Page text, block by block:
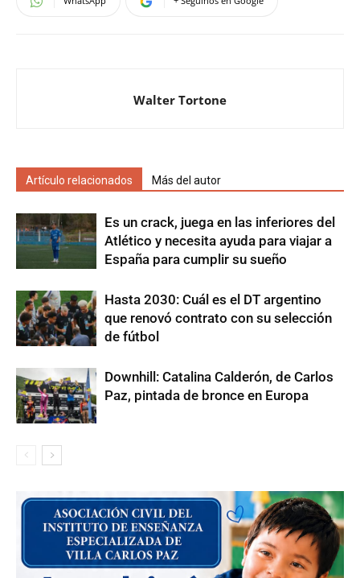
Walter Tortone
Artículo relacionados Más del autor
Es un crack, juega en las inferiores del
Atlético y necesita ayuda para viajar a
España para cumplir su sueño
Hasta 2030: Cuál es el DT argentino
que renovó contrato con su selección
de fútbol
Downhill: Catalina Calderón, de Carlos
Paz, pintada de bronce en Europa